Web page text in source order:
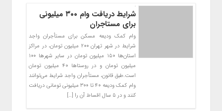
شرایط دریافت وام ۳۰۰ میلیونی
برای مستاجران
وام کمک ودیعه مسکن برای مستأجران واجد
شرایط در شهر تهران ۲۰۰ میلیون تومان، در مراکز
استان‌ها ۱۵۰ میلیون تومان در سایر شهر‌ها ۱۰۰
میلیون تومان و در روستا‌ها ۴۰ میلیون تومان
است.طبق قانون، مستأجران واجد شرایط می‌توانند
وام کمک ودیعه ۴۰ تا ۳۰۰ میلیونی تومانی دریافت
کنند و در ۵ سال اقساط آن را […]